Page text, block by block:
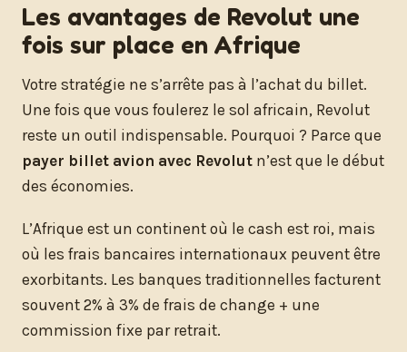
Les avantages de Revolut une
fois sur place en Afrique
Votre stratégie ne s’arrête pas à l’achat du billet.
Une fois que vous foulerez le sol africain, Revolut
reste un outil indispensable. Pourquoi ? Parce que
payer billet avion avec Revolut n’est que le début
des économies.
L’Afrique est un continent où le cash est roi, mais
où les frais bancaires internationaux peuvent être
exorbitants. Les banques traditionnelles facturent
souvent 2% à 3% de frais de change + une
commission fixe par retrait.